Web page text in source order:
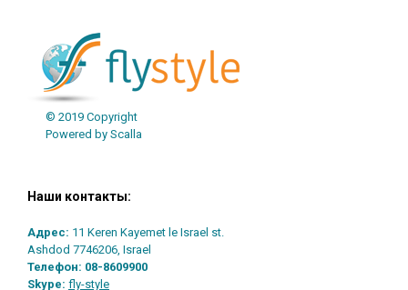
© 2019 Copyright
Powered by Scalla
Наши контакты:
Адрес: 11 Keren Kayemet le Israel st.
Ashdod 7746206, Israel
Телефон: 08-8609900
Skype: fly-style